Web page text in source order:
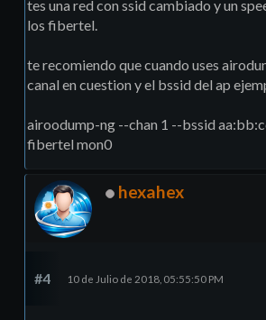
tes una red con ssid cambiado y un
los fibertel.
te recomiendo que cuando uses
canal en cuestion y el bssid del ap
airoodump-ng --chan 1 --bssid
fibertel mon0
hexahex
#4 10 de Julio de 2018, 05:55:50 PM